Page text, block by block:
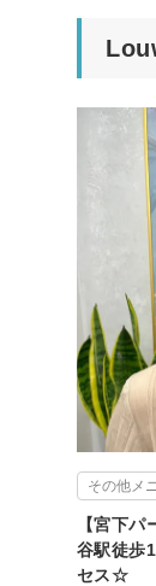
その他メ
【宮下
谷駅徒歩
セス☆